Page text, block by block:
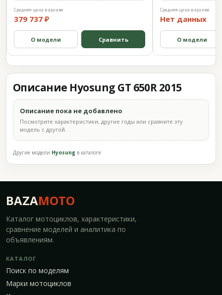
Средняя цена в архиве
379 737 ₽
О модели Сравнить
Средняя цена в архиве
Нет данных
О модели
Описание Hyosung GT 650R 2015
Описание пока не добавлено
Посмотрите характеристики, другие годы или сравните эту
модель с другой.
Другие модели Hyosung в каталоге
BAZAMOTO
Каталог мотоциклов, характеристики,
сравнение моделей и аналитика по
объявлениям.
КАТАЛОГ
Поиск по моделям
Марки мотоциклов